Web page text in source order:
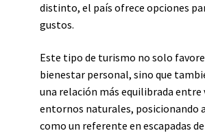
distinto, el país ofrece opciones
gustos.
Este tipo de turismo no solo
bienestar personal, sino que
una relación más equilibrada
entornos naturales, posicionando
como un referente en escapadas